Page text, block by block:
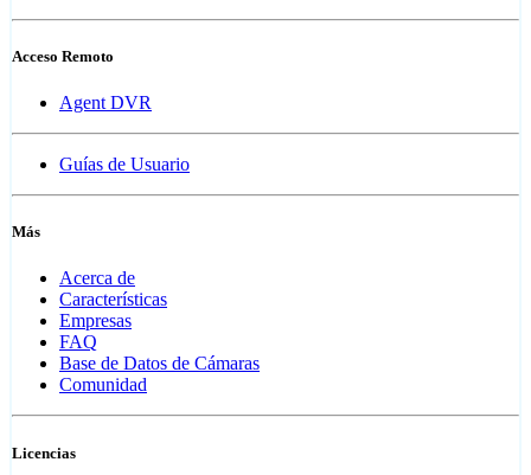
Acceso Remoto
Agent DVR
Guías de Usuario
Más
Acerca de
Características
Empresas
FAQ
Base de Datos de Cámaras
Comunidad
Licencias